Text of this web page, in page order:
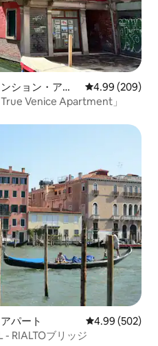
ション・アパ
レビュー209
4.99 (209)
Venice Apartment」
パート レビュー502
4.99 (502)
- RIALTOブリッジ